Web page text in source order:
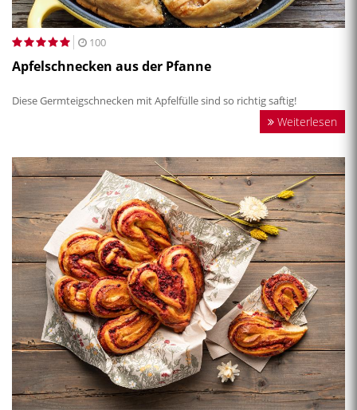
100
Apfelschnecken aus der Pfanne
Diese Germteigschnecken mit Apfelfülle sind so richtig saftig!
Weiterlesen